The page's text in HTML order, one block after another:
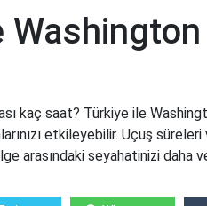
kaç saat? Türkiye ile
etkileyebilir. Uçuş
arasındaki seyahatinizi daha